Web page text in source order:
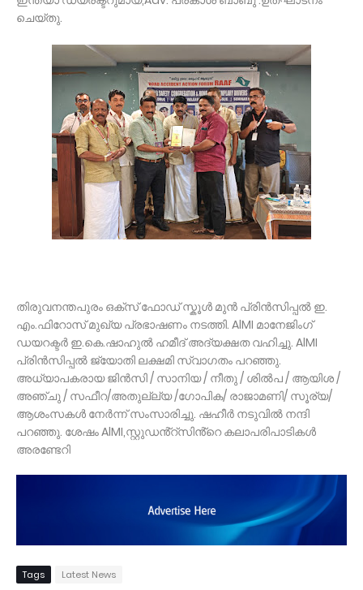
ചെയ്തു.
തിരുവനന്തപുരം ഒക്സ് ഫോഡ് സ്കൂൾ മുൻ പ്രിൻസിപ്പൽ ഇ.
എം.ഫിറോസ് മുഖ്യ പ്രഭാഷണം നടത്തി. AlMI മാനേജിംഗ്
ഡയറക്ടർ ഇ.കെ.ഷാഹുൽ ഹമീദ് അദ്യക്ഷത വഹിച്ചു. AlMI
പ്രിൻസിപ്പൽ ജ്യോതി ലക്ഷമി സ്വാഗതം പറഞ്ഞു.
അധ്യാപകരായ ജിൻസി / സാനിയ / നീതു / ശിൽപ / ആയിശ /
അഞ്ചു / സഫീറ/അതുല്ല്യ /ഗോപിക/ രാജാമണി/ സൂര്യ/
ആശംസകൾ നേർന്ന് സംസാരിച്ചു. ഷഹീർ നടുവിൽ നന്ദി
പറഞ്ഞു. ശേഷം AlMI,സ്റ്റുഡൻ്റ്സിൻ്റെ കലാപരിപാടികൾ
അരണ്ടേറി
Tags Latest News